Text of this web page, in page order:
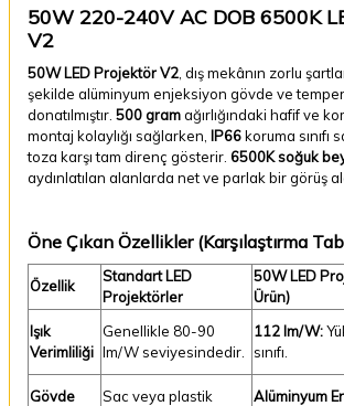
50W 220-240V AC DOB 6500K
V2
50W LED Projektör V2 , dış mekânın zorlu
şekilde alüminyum enjeksiyon gövde ve
donatılmıştır. 500 gramağırlığındaki hafif ve
montaj kolaylığı sağlarken, IP66koruma sınıfı
toza karşı tam direnç gösterir. 6500K soğuk
aydınlatılan alanlarda net ve parlak bir görüş
Öne Çıkan Özellikler (Karşılaştırma
Özellik
Standart LED
Projektörler
50W LED
Ürün)
Işık
Verimliliği
Genellikle 80-90
lm/W seviyesindedir.
112 lm/W:
sınıfı.
Gövde
Sac veya plastik
Alüminyum